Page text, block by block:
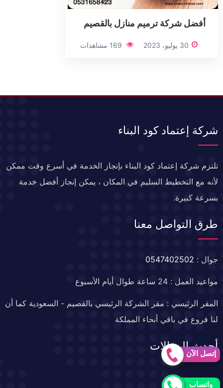
أفضل شركة ترميم منازل بالقصيم
30 يوليو، 2023 169 مشاهدات
شركة إعتماد كود البناء
تلتزم شركة إعتماد كود البناء بإنجاز الخدمة في أسرع وقت ممكن
لأنه مع التخطيط السليم في المكان ، يمكن إنجاز أفضل خدمة
بسرعة كبيرة.
طرق التواصل معنا
جوال : 0547402502
مواعيد العمل : 24 ساعة طوال أيام الأسبوع
المقر الرئيسي : مقر الشركة الرئيسي بالقصيم - السعودية كما أن
لنا فروع في باقي أنحاء المملكة
أحدث المقالات
خدمات العزل
إتصل الآن
واتساب